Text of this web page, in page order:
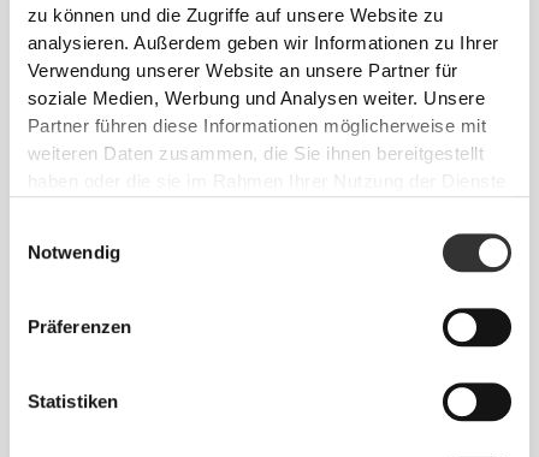
zu können und die Zugriffe auf unsere Website zu
analysieren. Außerdem geben wir Informationen zu Ihrer
Verwendung unserer Website an unsere Partner für
soziale Medien, Werbung und Analysen weiter. Unsere
Partner führen diese Informationen möglicherweise mit
weiteren Daten zusammen, die Sie ihnen bereitgestellt
Notwendig
Präferenzen
Statistiken